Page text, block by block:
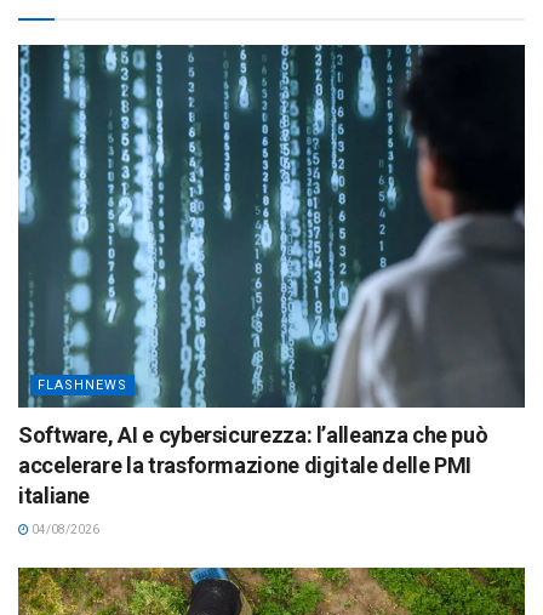
FLASHNEWS
Software, AI e cybersicurezza: l’alleanza che può
accelerare la trasformazione digitale delle PMI
italiane
04/08/2026